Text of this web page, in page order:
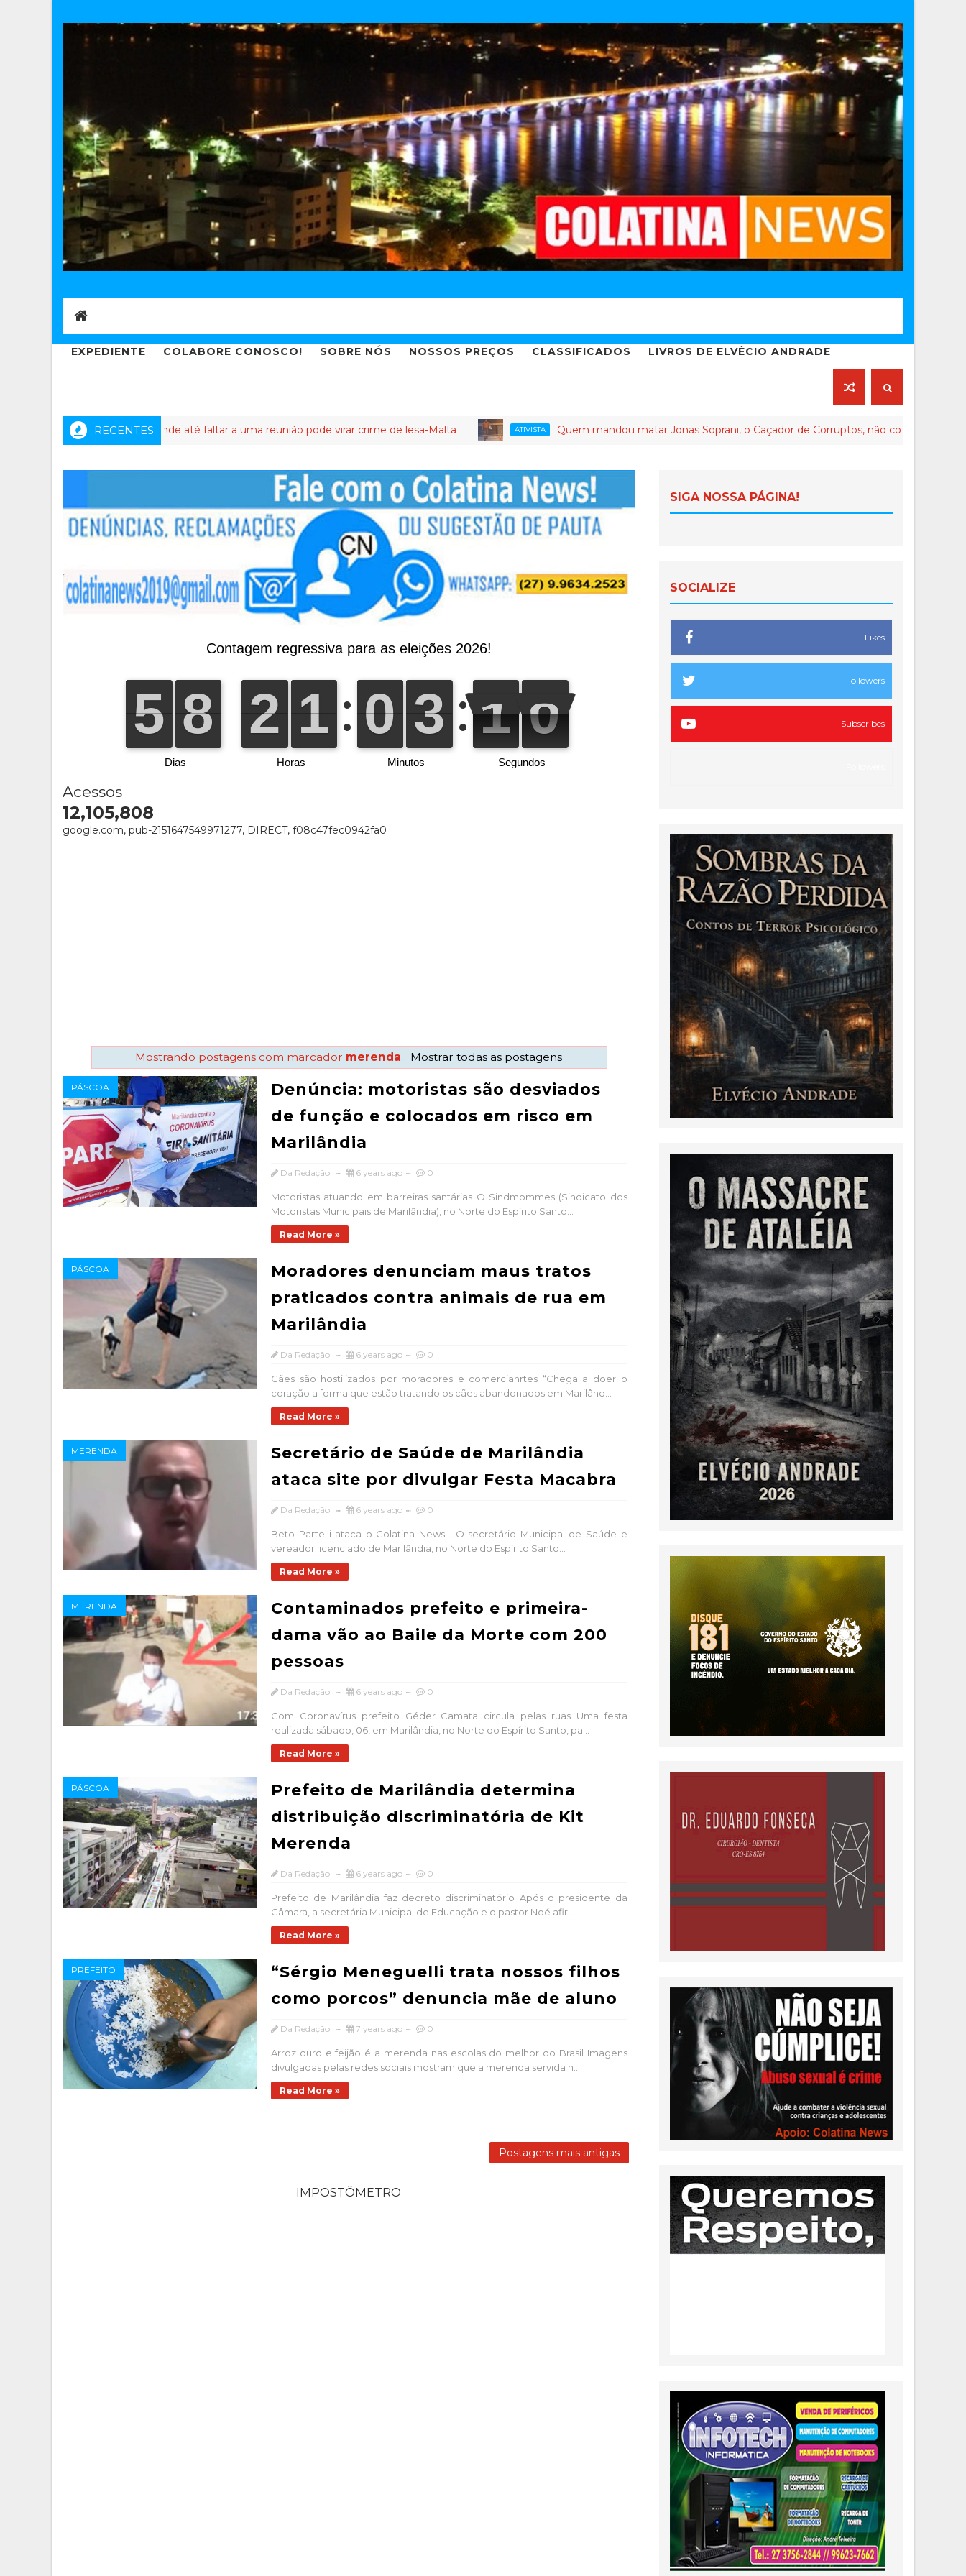
EXPEDIENTE COLABORE CONOSCO! SOBRE NÓS NOSSOS PREÇOS CLASSIFICADOS LIVROS DE ELVÉCIO ANDRADE
RECENTES
capixaba: o partido onde até faltar a uma reunião pode virar crime de lesa-Malta ATIVISTA Quem mandou matar Jonas Soprani, o Caçador de Corruptos, não conseguiu matar sua
Acessos
12,105,808
google.com, pub-2151647549971277, DIRECT, f08c47fec0942fa0
Mostrando postagens com marcador merenda. Mostrar todas as postagens
PÁSCOA
Denúncia: motoristas são desviados
de função e colocados em risco em
Marilândia
Da Redação 6 years ago 0
Motoristas atuando em barreiras santárias O Sindmommes (Sindicato dos
Motoristas Municipais de Marilândia), no Norte do Espírito Santo...
Read More »
PÁSCOA
Moradores denunciam maus tratos
praticados contra animais de rua em
Marilândia
Da Redação 6 years ago 0
Cães são hostilizados por moradores e comercianrtes “Chega a doer o
coração a forma que estão tratando os cães abandonados em Marilând...
Read More »
MERENDA
Secretário de Saúde de Marilândia
ataca site por divulgar Festa Macabra
Da Redação 6 years ago 0
Beto Partelli ataca o Colatina News... O secretário Municipal de Saúde e
vereador licenciado de Marilândia, no Norte do Espírito Santo...
Read More »
MERENDA
Contaminados prefeito e primeira-
dama vão ao Baile da Morte com 200
pessoas
Da Redação 6 years ago 0
Com Coronavírus prefeito Géder Camata circula pelas ruas Uma festa
realizada sábado, 06, em Marilândia, no Norte do Espírito Santo, pa...
Read More »
PÁSCOA
Prefeito de Marilândia determina
distribuição discriminatória de Kit
Merenda
Da Redação 6 years ago 0
Prefeito de Marilândia faz decreto discriminatório Após o presidente da
Câmara, a secretária Municipal de Educação e o pastor Noé afir...
Read More »
PREFEITO
“Sérgio Meneguelli trata nossos filhos
como porcos” denuncia mãe de aluno
Da Redação 7 years ago 0
Arroz duro e feijão é a merenda nas escolas do melhor do Brasil Imagens
divulgadas pelas redes sociais mostram que a merenda servida n...
Read More »
Postagens mais antigas
IMPOSTÔMETRO
SIGA NOSSA PÁGINA!
SOCIALIZE
Likes
Followers
Subscribes